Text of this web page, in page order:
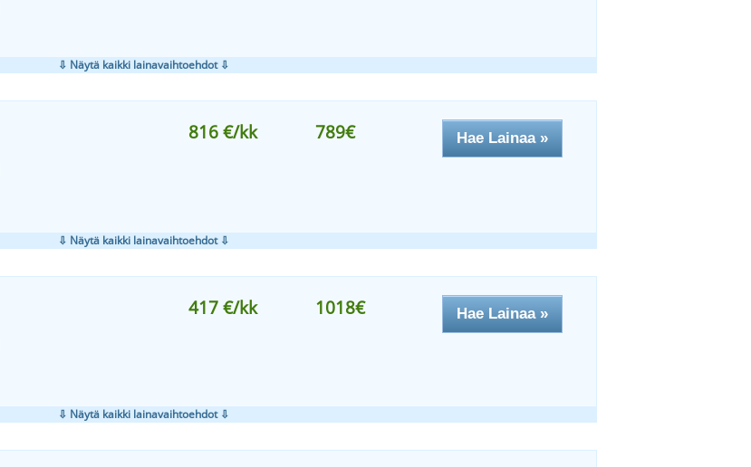
⇩ Näytä kaikki lainavaihtoehdot ⇩
816 €/kk 789€ Hae Lainaa »
⇩ Näytä kaikki lainavaihtoehdot ⇩
417 €/kk 1018€ Hae Lainaa »
⇩ Näytä kaikki lainavaihtoehdot ⇩